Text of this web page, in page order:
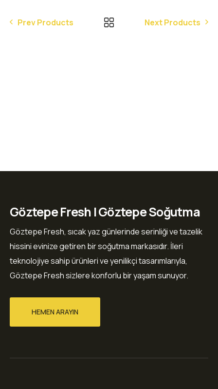
Prev Products Next Products
Göztepe Fresh | Göztepe Soğutma
Göztepe Fresh, sıcak yaz günlerinde serinliği ve tazelik
hissini evinize getiren bir soğutma markasıdır. İleri
teknolojiye sahip ürünleri ve yenilikçi tasarımlarıyla,
Göztepe Fresh sizlere konforlu bir yaşam sunuyor.
HEMEN ARAYIN